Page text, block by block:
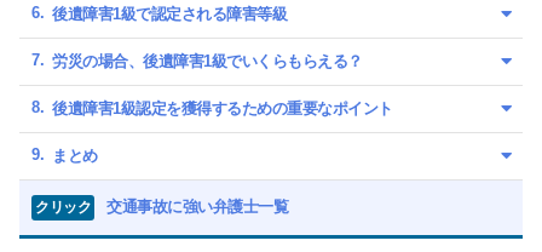
後遺障害1級で認定される障害等級
労災の場合、後遺障害1級でいくらもらえる？
後遺障害1級認定を獲得するための重要なポイント
まとめ
クリック 交通事故に強い弁護士一覧